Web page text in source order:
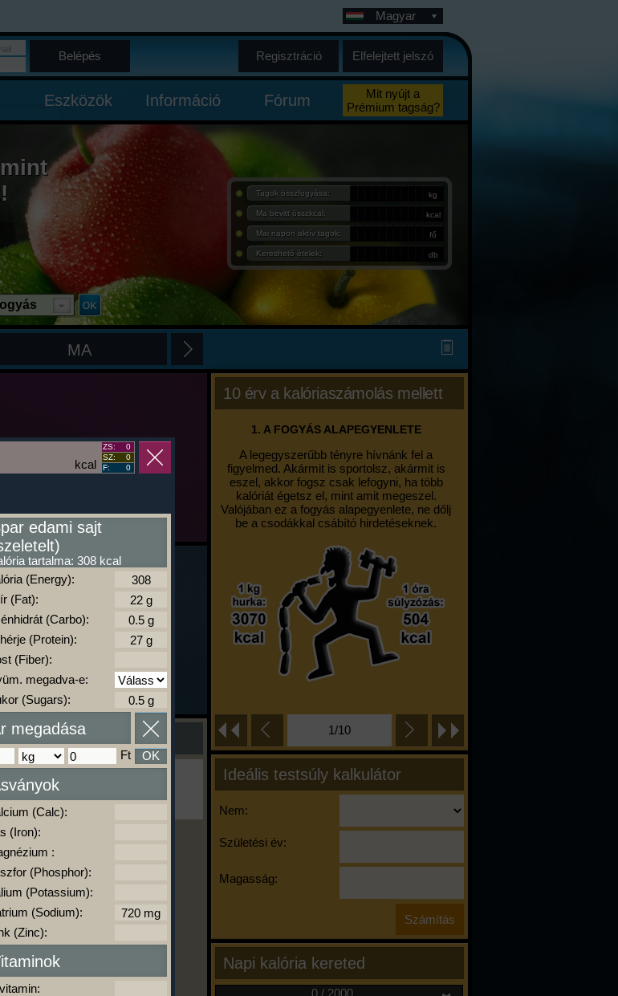
Magyar
Belépés Regisztráció Elfelejtett jelszó
Eszközök Információ Fórum
Mit nyújt a
Prémium tagság?
Tagok összfogyása: kg
Ma bevitt összkcal: kcal
Mai napon aktív tagok: fő
Kereshető ételek: db
MA
10 érv a kalóriaszámolás mellett
1. A FOGYÁS ALAPEGYENLETE
A legegyszerűbb tényre hívnánk fel a
figyelmed. Akármit is sportolsz, akármit is
eszel, akkor fogsz csak lefogyni, ha több
kalóriát égetsz el, mint amit megeszel.
Valójában ez a fogyás alapegyenlete, ne dőlj
be a csodákkal csábító hirdetéseknek.
1/10
Ideális testsúly kalkulátor
Nem:
Születési év:
Magasság:
Napi kalória kereted
0 / 2000
nem eszel/sportolsz többet,
kiértékelésre!
Szimulátor Prémium funkció.
kalóriabázis.hu
-
kcal
ZS:
0
SZ:
0
F:
0
edami sajt
tartalma: 308 kcal
(Energy):
(Fat):
(Carbo):
(Protein):
(Fiber):
megadva-e:
(Sugars):
megadása
Ft OK
(Calc):
(Iron):
:
(Phosphor):
(Potassium):
(Sodium):
(Zinc):